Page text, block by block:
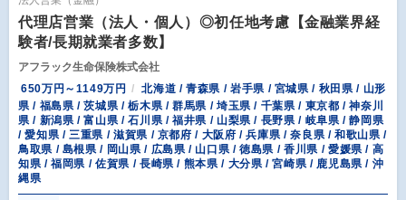
代理店営業（法人・個人）◎初任地考慮【金融業界経
験者/長期就業者多数】
アフラック生命保険株式会社
650万円～1149万円
北海道 / 青森県 / 岩手県 / 宮城県 / 秋田県 / 山形
県 / 福島県 / 茨城県 / 栃木県 / 群馬県 / 埼玉県 / 千葉県 / 東京都 / 神奈川
県 / 新潟県 / 富山県 / 石川県 / 福井県 / 山梨県 / 長野県 / 岐阜県 / 静岡県
/ 愛知県 / 三重県 / 滋賀県 / 京都府 / 大阪府 / 兵庫県 / 奈良県 / 和歌山県 /
鳥取県 / 島根県 / 岡山県 / 広島県 / 山口県 / 徳島県 / 香川県 / 愛媛県 / 高
知県 / 福岡県 / 佐賀県 / 長崎県 / 熊本県 / 大分県 / 宮崎県 / 鹿児島県 / 沖
縄県